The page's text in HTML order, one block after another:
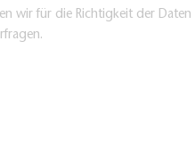
für die Richtigkeit der